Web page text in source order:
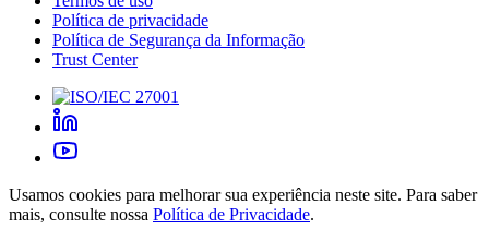
Política de privacidade
Política de Segurança da Informação
Trust Center
Usamos cookies para melhorar sua experiência neste site. Para saber
mais, consulte nossa Política de Privacidade.